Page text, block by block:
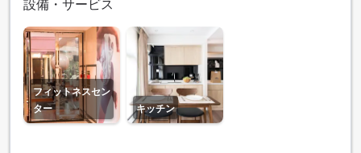
設備・サービス
フィットネスセン
ター
キッチン